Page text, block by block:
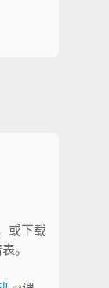
或下载
。